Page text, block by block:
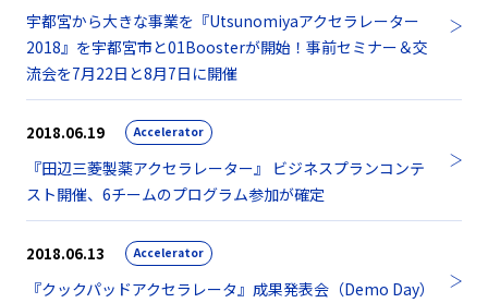
宇都宮から大きな事業を『Utsunomiyaアクセラレーター
2018』を宇都宮市と01Boosterが開始！事前セミナー＆交
流会を7月22日と8月7日に開催
2018.06.19 Accelerator
『田辺三菱製薬アクセラレーター』 ビジネスプランコンテ
スト開催、6チームのプログラム参加が確定
2018.06.13 Accelerator
『クックパッドアクセラレータ』成果発表会（Demo Day）